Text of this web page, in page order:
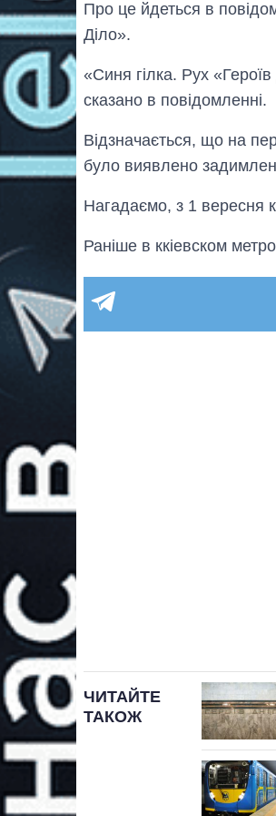
Про це йдеться в
Діло».
«Синя гілка. Рух
сказано в повідомленні.
Відзначається, що на
було виявлено
Нагадаємо, з 1 вересня
Раніше в ккіевском
ЧИТАЙТЕ
ТАКОЖ